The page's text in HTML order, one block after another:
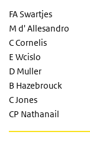
FA Swartjes
M d' Allesandro
C Cornelis
E Wcislo
D Muller
B Hazebrouck
C Jones
CP Nathanail